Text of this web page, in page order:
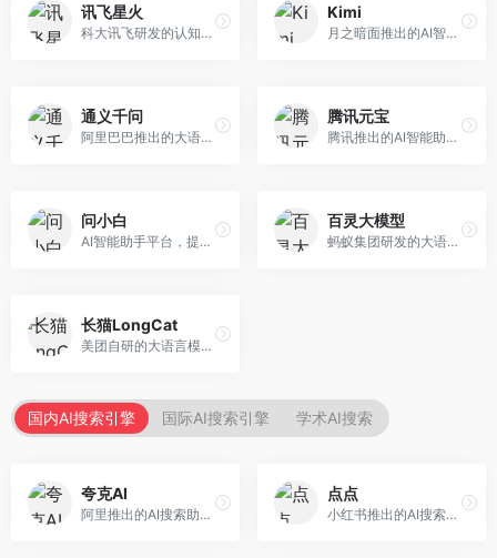
讯飞星火
科大讯飞研发的认知智能大模型，深度融合语音识别和自然语言处理技术。面向企业用户和教育领域，提供语音交互、文档处理、代码生成等服务，中文语音识别准确率高。
Kimi
月之暗面推出的AI智能助手，核心优势在于超长文本处理能力，支持20万字以上文档分析。面向学术研究者、职场人士和内容创作者，提供文档解读、PPT生成、联网搜索等综合服务。
通义千问
阿里巴巴推出的大语言模型平台，提供对话问答、文档处理、图像理解、代码编写等全方位AI服务。面向企业用户和个人开发者，集成阿里云生态，支持多模态交互，企业级安全保障。
腾讯元宝
腾讯推出的AI智能助手，整合微信生态和腾讯云服务。面向普通用户和企业客户，支持文档解析、图像理解、联网搜索等功能，与腾讯产品无缝衔接，办公协作便捷。
问小白
AI智能助手平台，提供知识问答、文本创作、文档处理等服务。面向普通用户和职场人士，操作简便，响应速度快，支持多场景应用。
百灵大模型
蚂蚁集团研发的大语言模型平台，专注于金融科技和企业服务。面向金融机构和企业客户，提供智能客服、风险分析、文档处理等服务，金融场景理解深入。
长猫LongCat
美团自研的大语言模型对话平台，专注于本地生活服务场景。面向美团生态用户，提供智能推荐、服务问答等功能，本地生活知识覆盖全面。
国内AI搜索引擎 国际AI搜索引擎 学术AI搜索
夸克AI
阿里推出的AI搜索助手，整合搜索与AI功能。面向年轻用户，提供智能搜索、文档处理、学习辅助等服务，与夸克生态深度整合。
点点
小红书推出的AI搜索应用，专注于生活方式内容搜索。面向小红书用户，提供生活攻略、消费决策、内容推荐等服务，生活方式内容丰富。